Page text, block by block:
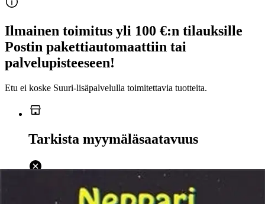
Ilmainen toimitus yli 100 €:n tilauksille
Postin pakettiautomaattiin tai
palvelupisteeseen!
Etu ei koske Suuri‑lisäpalvelulla toimitettavia tuotteita.
Tarkista myymäläsaatavuus